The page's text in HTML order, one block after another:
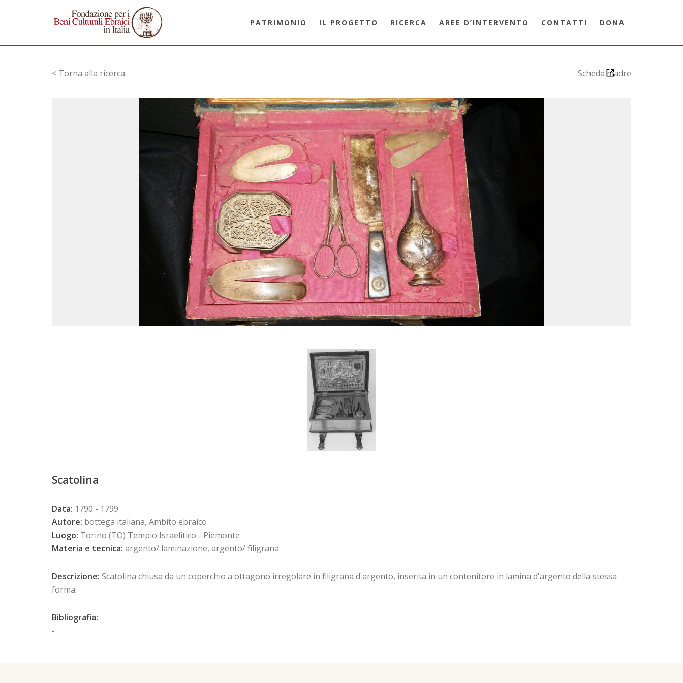
PATRIMONIO IL PROGETTO RICERCA AREE D’INTERVENTO CONTATTI DONA
< Torna alla ricerca Scheda madre
Scatolina
Data: 1790 - 1799
Autore: bottega italiana, Ambito ebraico
Luogo: Torino (TO) Tempio Israelitico - Piemonte
Materia e tecnica: argento/ laminazione, argento/ filigrana
Descrizione: Scatolina chiusa da un coperchio a ottagono irregolare in filigrana d'argento, inserita in un contenitore in lamina d'argento della stessa
forma.
Bibliografia:
-